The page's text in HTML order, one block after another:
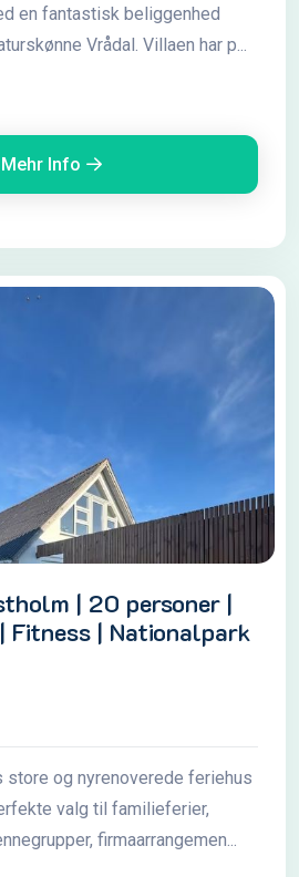
en fantastisk beliggenhed
Vrådal. Villaen har p...
Mehr Info
| 20 personer |
Fitness | Nationalpark
store og nyrenoverede feriehus
valg til familieferier,
firmaarrangemen...